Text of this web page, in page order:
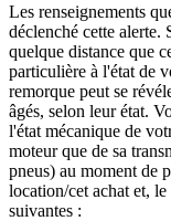
Les renseignements
déclenché cette
quelque distance que
particulière à l'état de
remorque peut se
âgés, selon leur état.
l'état mécanique de
moteur que de sa
pneus) au moment de
location/cet achat et,
suivantes :